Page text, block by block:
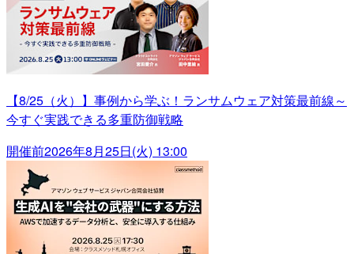
【8/25（火）】事例から学ぶ！ランサムウェア対策最前線～
今すぐ実践できる多重防御戦略
開催前2026年8月25日(火) 13:00